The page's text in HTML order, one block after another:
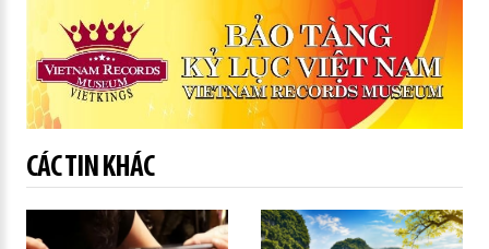
CÁC TIN KHÁC